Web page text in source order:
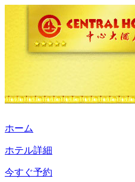
ホーム
ホテル詳細
今すぐ予約